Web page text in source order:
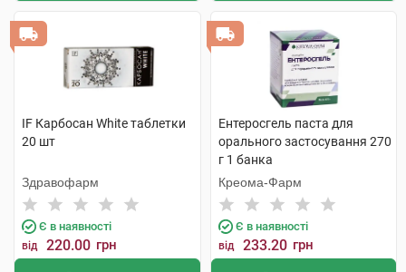
IF Карбосан White таблетки
20 шт
Здравофарм
Є в наявності
від 220.00 грн
Ентеросгель паста для
орального застосування 270
г 1 банка
Креома-Фарм
Є в наявності
від 233.20 грн